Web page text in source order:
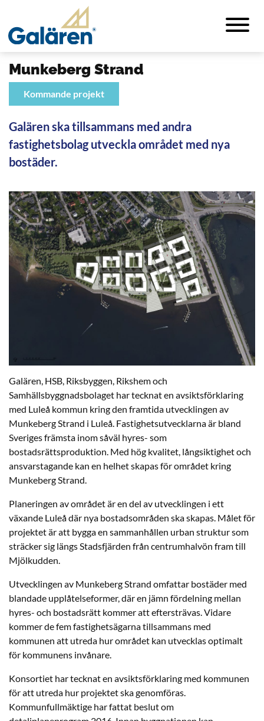
Munkeberg Strand
Kommande projekt
Galären ska tillsammans med andra
fastighetsbolag utveckla området med nya
bostäder.
Galären, HSB, Riksbyggen, Rikshem och
Samhällsbyggnadsbolaget har tecknat en avsiktsförklaring
med Luleå kommun kring den framtida utvecklingen av
Munkeberg Strand i Luleå. Fastighetsutvecklarna är bland
Sveriges främsta inom såväl hyres- som
bostadsrättsproduktion. Med hög kvalitet, långsiktighet och
ansvarstagande kan en helhet skapas för området kring
Munkeberg Strand.
Planeringen av området är en del av utvecklingen i ett
växande Luleå där nya bostadsområden ska skapas. Målet för
projektet är att bygga en sammanhållen urban struktur som
sträcker sig längs Stadsfjärden från centrumhalvön fram till
Mjölkudden.
Utvecklingen av Munkeberg Strand omfattar bostäder med
blandade upplåtelseformer, där en jämn fördelning mellan
hyres- och bostadsrätt kommer att eftersträvas. Vidare
kommer de fem fastighetsägarna tillsammans med
kommunen att utreda hur området kan utvecklas optimalt
för kommunens invånare.
Konsortiet har tecknat en avsiktsförklaring med kommunen
för att utreda hur projektet ska genomföras.
Kommunfullmäktige har fattat beslut om